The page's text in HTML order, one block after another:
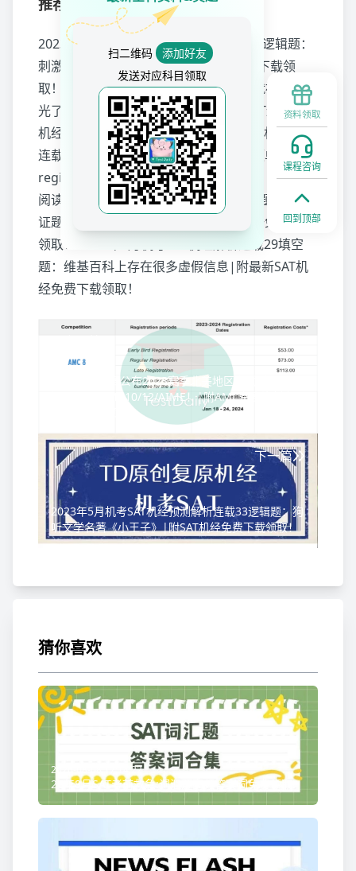
推荐阅读
2023年5月机考SAT机经预测解析连载31逻辑题：
刺激效果只有三年|附最新SAT机经免费下载领
取！
8月SAT香港“万人坑”新增B区考位就被“秒杀”
光了~10月还有部分空余考位可报|附SAT连载预测
机经免费下载领取！2023年5月机考SAT机经解析
连载30小说题：SAT出题老师常出的高频单词
register|附最新SAT机经免费下载领取！
机考SAT
阅读询证题怎么做？考察方式/逻辑题解题步骤/引
证题解题步骤干货分享| 附询证题刷题册免费下载
领取！
2023年5月机考SAT机经解析连载29填空
题：维基百科上存在很多虚假信息|附最新SAT机
经免费下载领取！
美国AMC竞赛公布2023赛季北美地区考试时
间!AMC8/AMC10/12/AIME！|附AMC备赛资料名
师直播参与领取！
下一篇
2023年5月机考SAT机经预测解析连载33逻辑题：狗
听文学名著《小王子》|附SAT机经免费下载领取！
猜你喜欢
2026-08-08 17:14:22
26年8月SAT考前救急:词汇题高频答案词免费领取!
资料领取
课程咨询
回到顶部
扫二维码
添加好友
发送对应科目领取